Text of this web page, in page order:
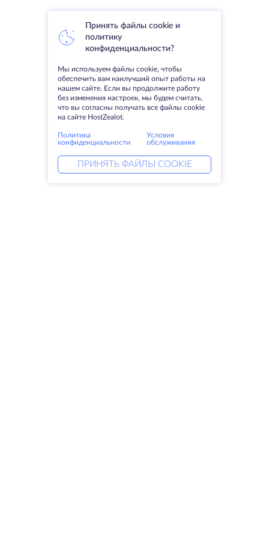
Принять файлы cookie и
политику
конфиденциальности?
Мы используем файлы cookie, чтобы
обеспечить вам наилучший опыт работы на
нашем сайте. Если вы продолжите работу
без изменения настроек, мы будем считать,
что вы согласны получать все файлы cookie
на сайте HostZealot.
Политика
конфиденциальности
Условия
обслуживания
ПРИНЯТЬ ФАЙЛЫ COOKIE